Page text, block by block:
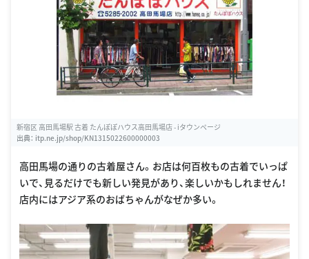
新宿区 高田馬場駅 古着 たんぽぽハウス高田馬場店 - iタウンページ
出典： itp.ne.jp/shop/KN1315022600000003
高田馬場の通りの古着屋さん。お店は何百枚もの古着でいっぱ
いで、見るだけでも新しい発見があり、楽しいかもしれません！
店内にはアジア系のおばちゃんがなぜか多い。